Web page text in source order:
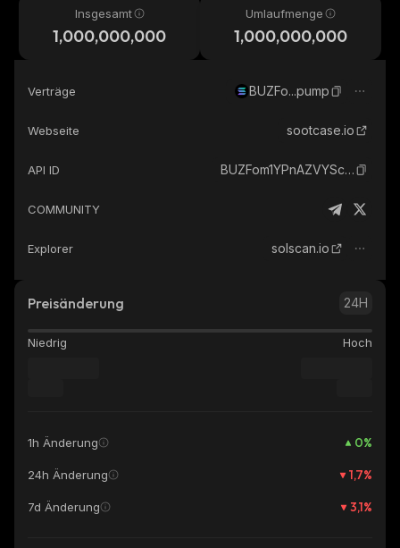
Insgesamt
1,000,000,000
Umlaufmenge
1,000,000,000
Verträge BUZFo...pump
Webseite sootcase.io
API ID BUZFom1YPnAZVYSccbpddBmFYmHcS4Xtc3JQG5cFpump_solana
COMMUNITY
Explorer solscan.io
Preisänderung 24H
Niedrig Hoch
1h Änderung 0%
24h Änderung 1,7%
7d Änderung 3,1%